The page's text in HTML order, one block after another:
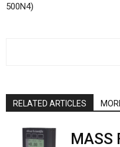
500N4)
RELATED ARTICLES
MASS